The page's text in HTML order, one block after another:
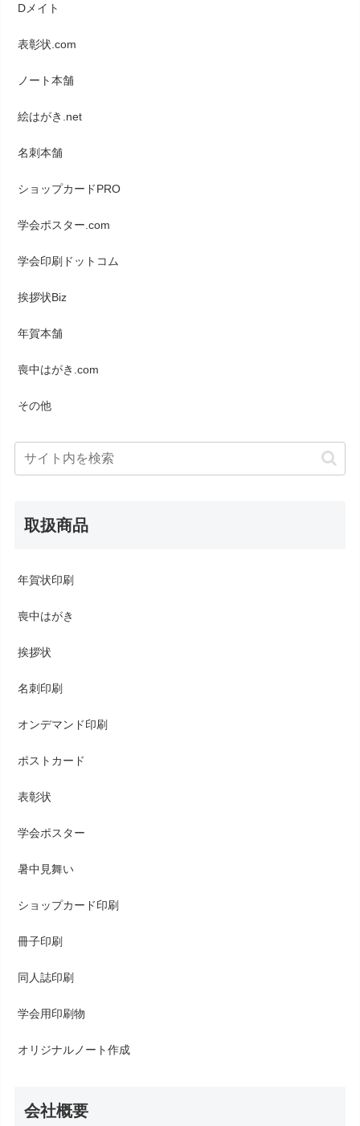
Dメイト
表彰状.com
ノート本舗
絵はがき.net
名刺本舗
ショップカードPRO
学会ポスター.com
学会印刷ドットコム
挨拶状Biz
年賀本舗
喪中はがき.com
その他
取扱商品
年賀状印刷
喪中はがき
挨拶状
名刺印刷
オンデマンド印刷
ポストカード
表彰状
学会ポスター
暑中見舞い
ショップカード印刷
冊子印刷
同人誌印刷
学会用印刷物
オリジナルノート作成
会社概要